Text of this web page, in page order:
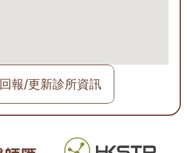
回報/更新診所資訊